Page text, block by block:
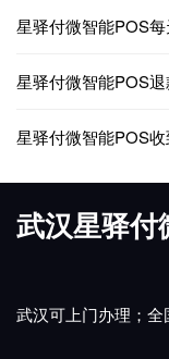
星驿付微智能POS
星驿付微智能POS
星驿付微智能POS
武汉星驿付
武汉可上门办理；